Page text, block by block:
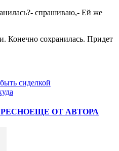
спрашиваю,- Ей же
Конечно сохранилась. Придет
сиделкой
ЕЩЕ ОТ АВТОРА